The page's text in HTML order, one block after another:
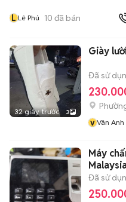
L Lê Phú 10 đã bán
32 giây trước 3
Giày
Đã sử
v Vân Anh
Máy
Đã sử